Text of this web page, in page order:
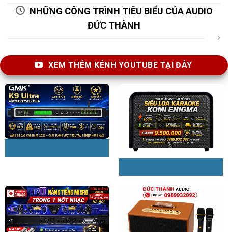
NHỮNG CÔNG TRÌNH TIÊU BIỂU CỦA AUDIO
ĐỨC THÀNH
XEM THÊM KÊNH YOUTUBE TẠI ĐÂY